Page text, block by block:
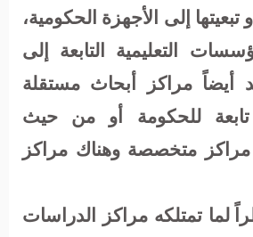
تبعيتها إلى الأجهزة الحكومية،
التعليمية التابعة إلى
أيضاً مراكز أبحاث مستقلة
للحكومة أو من حيث
متخصصة وهناك مراكز
لما تمتلكه مراكز الدراسات